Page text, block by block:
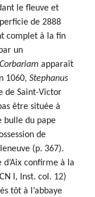
le fleuve et
de 2888
complet à la fin
un
apparaît
1060, Stephanus
de Saint-Victor
être située à
bulle du pape
de
(p. 367).
d’Aix confirme à la
I, Inst. col. 12)
tôt à l’abbaye